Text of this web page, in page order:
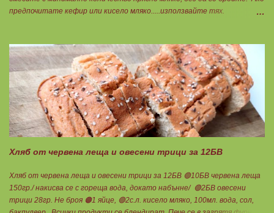
предпочитате кефир или кисело мляко.....използвайте тях.
приготвяне на всякакви плодови кремчета, крем за торти, за всякакви
разядки и салати... Ако изварата е обезмаслена можете да удвоявате
мазнините. Ако не е, броите като нискомаслен продукт. Можете да
си приготвите по- голямо количество и да съхранявате в хладилник
за няколко дни. Част от моята закуска днес, беше това вкусно
кремче... 🟢1БП извара 50гр. 🟢1БВ череши 8бр. 🟠1БМ орех 1бр.
Ванилия Нека да ни е вкусно заедно! Люси
Хляб от червена леща и овесени трици за 12БВ
Хляб от червена леща и овесени трици за 12БВ 🟢10БВ червена леща
150гр./ накисва се с гореща вода, докато набънне/ 🟢2БВ овесени
трици 28гр. Не броя 🟠1 яйце, 🟢2с.л. кисело мляко, 100мл. вода, сол,